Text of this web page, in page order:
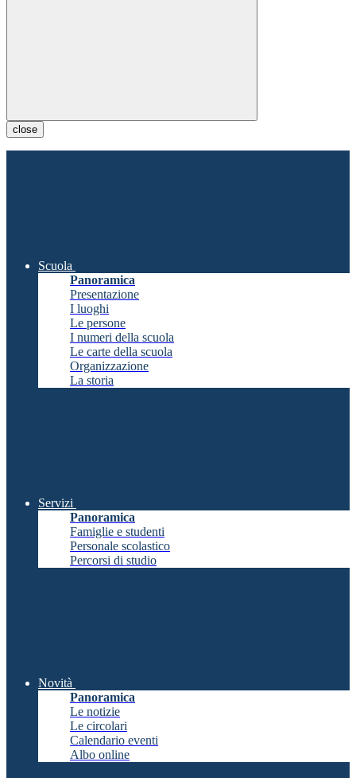
close
Scuola
Panoramica
Presentazione
I luoghi
Le persone
I numeri della scuola
Le carte della scuola
Organizzazione
La storia
Servizi
Panoramica
Famiglie e studenti
Personale scolastico
Percorsi di studio
Novità
Panoramica
Le notizie
Le circolari
Calendario eventi
Albo online